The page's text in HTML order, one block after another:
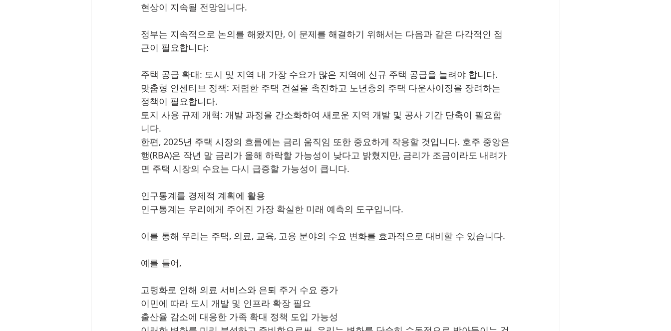
현상이 지속될 전망입니다.
정부는 지속적으로 논의를 해왔지만, 이 문제를 해결하기 위해서는 다음과 같은 다각적인 접
근이 필요합니다:
주택 공급 확대: 도시 및 지역 내 가장 수요가 많은 지역에 신규 주택 공급을 늘려야 합니다.
맞춤형 인센티브 정책: 저렴한 주택 건설을 촉진하고 노년층의 주택 다운사이징을 장려하는
정책이 필요합니다.
토지 사용 규제 개혁: 개발 과정을 간소화하여 새로운 지역 개발 및 공사 기간 단축이 필요합
니다.
한편, 2025년 주택 시장의 흐름에는 금리 움직임 또한 중요하게 작용할 것입니다. 호주 중앙은
행(RBA)은 작년 말 금리가 올해 하락할 가능성이 낮다고 밝혔지만, 금리가 조금이라도 내려가
면 주택 시장의 수요는 다시 급증할 가능성이 큽니다.
인구통계를 경제적 계획에 활용
인구통계는 우리에게 주어진 가장 확실한 미래 예측의 도구입니다.
이를 통해 우리는 주택, 의료, 교육, 고용 분야의 수요 변화를 효과적으로 대비할 수 있습니다.
예를 들어,
고령화로 인해 의료 서비스와 은퇴 주거 수요 증가
이민에 따라 도시 개발 및 인프라 확장 필요
출산율 감소에 대응한 가족 확대 정책 도입 가능성